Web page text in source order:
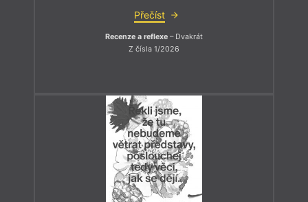
Přečíst
Recenze a reflexe – Dvakrát
Z čísla 1/2026